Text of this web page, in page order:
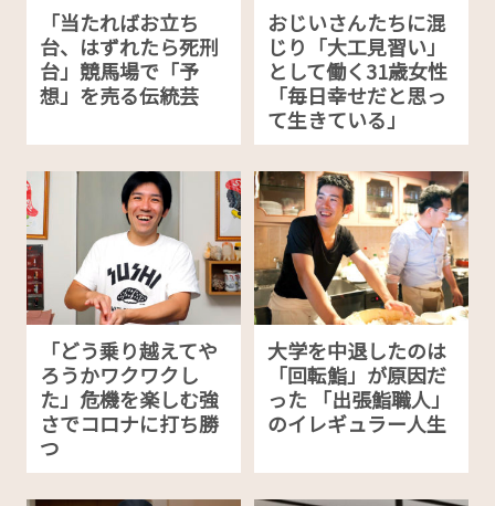
「当たればお立ち
台、はずれたら死刑
台」競馬場で「予
想」を売る伝統芸
おじいさんたちに混
じり「大工見習い」
として働く31歳女性
「毎日幸せだと思っ
て生きている」
「どう乗り越えてや
ろうかワクワクし
た」危機を楽しむ強
さでコロナに打ち勝
つ
大学を中退したのは
「回転鮨」が原因だ
った 「出張鮨職人」
のイレギュラー人生